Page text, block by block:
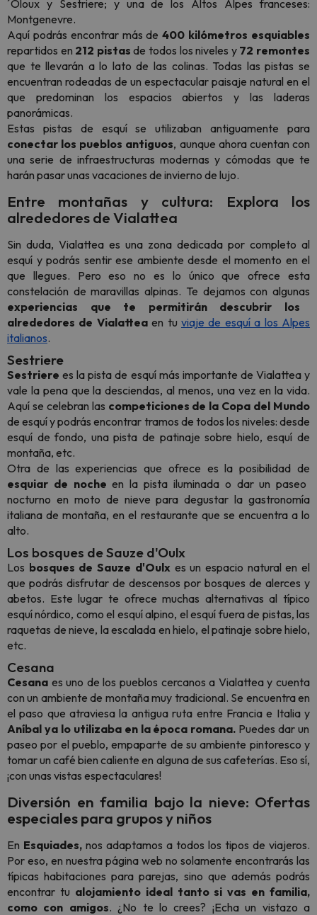
´Oloux y Sestriere; y una de los Altos Alpes franceses:
Montgenevre.
Aquí podrás encontrar más de400 kilómetros esquiables
repartidos en 212 pistasde todos los niveles y 72 remontes
que te llevarán a lo lato de las colinas. Todas las pistas se
encuentran rodeadas de un espectacular paisaje natural en el
que predominan los espacios abiertos y las laderas
panorámicas.
Estas pistas de esquí se utilizaban antiguamente para
conectar los pueblos antiguos, aunque ahora cuentan con
una serie de infraestructuras modernas y cómodas que te
harán pasar unas vacaciones de invierno de lujo.
Entre montañas y cultura: Explora los
alrededores de Vialattea
Sin duda, Vialattea es una zona dedicada por completo al
esquí y podrás sentir ese ambiente desde el momento en el
que llegues. Pero eso no es lo único que ofrece esta
constelación de maravillas alpinas. Te dejamos con algunas
experiencias que te permitirán descubrir los
alrededores de Vialatteaen tuviaje de esquí a los Alpes
italianos.
Sestriere
Sestriere es la pista de esquí más importante de Vialattea y
vale la pena que la desciendas, al menos, una vez en la vida.
Aquí se celebran las competiciones de la Copa del Mundo
de esquí y podrás encontrar tramos de todos los niveles: desde
esquí de fondo, una pista de patinaje sobre hielo, esquí de
montaña, etc.
Otra de las experiencias que ofrece es la posibilidad de
esquiar de noche en la pista iluminada o dar un paseo
nocturno en moto de nieve para degustar la gastronomía
italiana de montaña, en el restaurante que se encuentra a lo
alto.
Los bosques de Sauze d'Oulx
Los bosques de Sauze d'Oulxes un espacio natural en el
que podrás disfrutar de descensos por bosques de alerces y
abetos. Este lugar te ofrece muchas alternativas al típico
esquí nórdico, como el esquí alpino, el esquí fuera de pistas, las
raquetas de nieve, la escalada en hielo, el patinaje sobre hielo,
etc.
Cesana
Cesana es uno de los pueblos cercanos a Vialattea y cuenta
con un ambiente de montaña muy tradicional. Se encuentra en
el paso que atraviesa la antigua ruta entre Francia e Italia y
Aníbal ya lo utilizaba en la época romana. Puedes dar un
paseo por el pueblo, empaparte de su ambiente pintoresco y
tomar un café bien caliente en alguna de sus cafeterías. Eso sí,
¡con unas vistas espectaculares!
Diversión en familia bajo la nieve: Ofertas
especiales para grupos y niños
En Esquiades, nos adaptamos a todos los tipos de viajeros.
Por eso, en nuestra página web no solamente encontrarás las
típicas habitaciones para parejas, sino que además podrás
encontrar tu alojamiento ideal tanto si vas en familia,
como con amigos. ¿No te lo crees? ¡Echa un vistazo a